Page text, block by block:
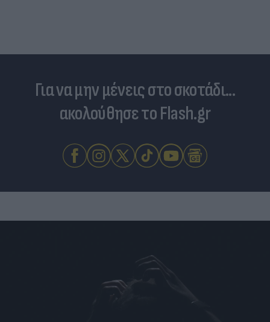
Για να μην μένεις στο σκοτάδι...
ακολούθησε το Flash.gr